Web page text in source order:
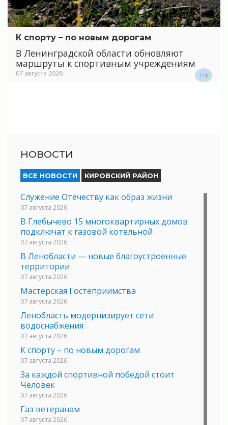
К спорту – по новым дорогам
В Ленинградской области обновляют
маршруты к спортивным учреждениям
07 августа 2026 118
НОВОСТИ
ВСЕ НОВОСТИ КИРОВСКИЙ РАЙОН
Служение Отечеству как образ жизни
07 августа 2026
В Глебычево 15 многоквартирных домов
подключат к газовой котельной
07 августа 2026
В Ленобласти — новые благоустроенные
территории
07 августа 2026
Мастерская Гостеприимства
07 августа 2026
Ленобласть модернизирует сети
водоснабжения
07 августа 2026
К спорту – по новым дорогам
07 августа 2026
За каждой спортивной победой стоит
Человек
07 августа 2026
Газ ветеранам
07 августа 2026